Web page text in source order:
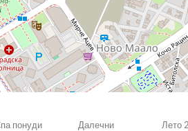
понуди
Далечни
Лето